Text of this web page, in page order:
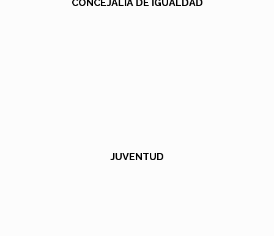
CONCEJALÍA DE IGUALDAD
JUVENTUD